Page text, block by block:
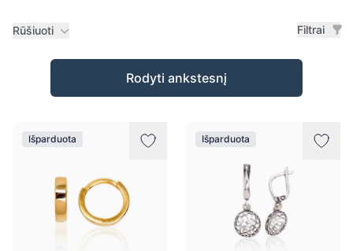
Rūšiuoti Filtrai
Prekės
Rodyti ankstesnį
Išparduota Išparduota